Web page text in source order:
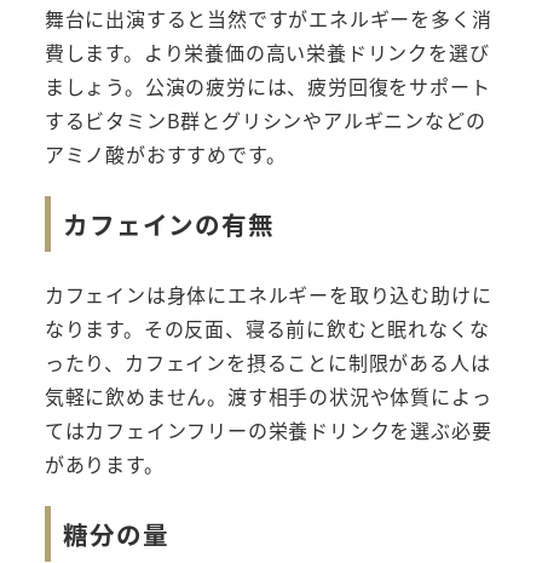
舞台に出演すると当然ですがエネルギーを多く消
費します。より栄養価の高い栄養ドリンクを選び
ましょう。公演の疲労には、疲労回復をサポート
するビタミンB群とグリシンやアルギニンなどの
アミノ酸がおすすめです。
カフェインの有無
カフェインは身体にエネルギーを取り込む助けに
なります。その反面、寝る前に飲むと眠れなくな
ったり、カフェインを摂ることに制限がある人は
気軽に飲めません。渡す相手の状況や体質によっ
てはカフェインフリーの栄養ドリンクを選ぶ必要
があります。
糖分の量